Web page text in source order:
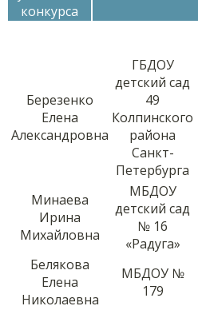
конкурса
Березенко
Елена
Александровна
ГБДОУ
детский сад
49
Колпинского
района
Санкт-
Петербурга
Минаева
Ирина
Михайловна
МБДОУ
детский сад
№ 16
«Радуга»
Белякова
Елена
Николаевна
МБДОУ №
179